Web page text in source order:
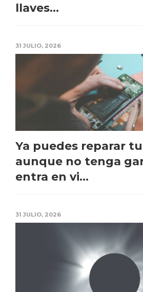
llaves...
31 JULIO, 2026
Ya puedes reparar
aunque no tenga
entra en vi...
31 JULIO, 2026